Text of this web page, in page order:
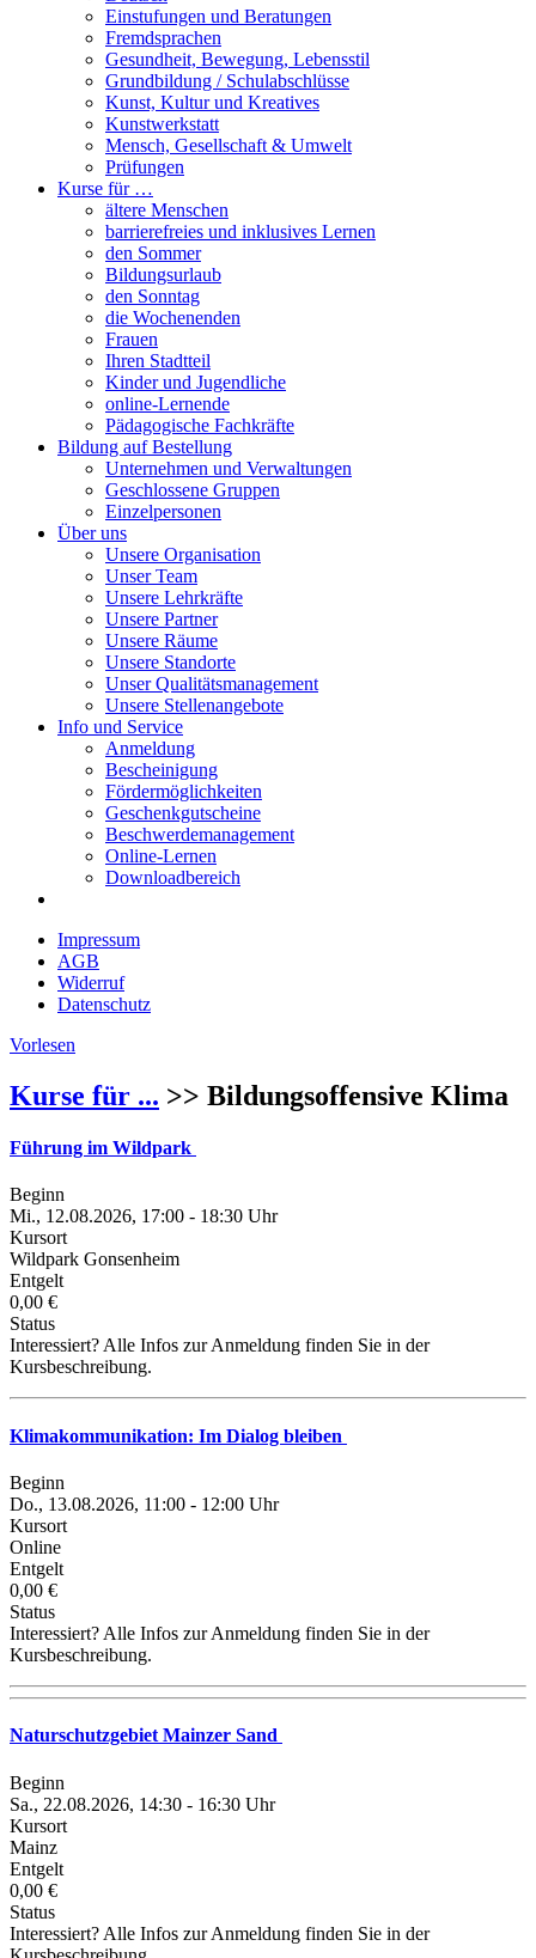
Einstufungen und Beratungen
Fremdsprachen
Gesundheit, Bewegung, Lebensstil
Grundbildung / Schulabschlüsse
Kunst, Kultur und Kreatives
Kunstwerkstatt
Mensch, Gesellschaft & Umwelt
Prüfungen
Kurse für …
ältere Menschen
barrierefreies und inklusives Lernen
den Sommer
Bildungsurlaub
den Sonntag
die Wochenenden
Frauen
Ihren Stadtteil
Kinder und Jugendliche
online-Lernende
Pädagogische Fachkräfte
Bildung auf Bestellung
Unternehmen und Verwaltungen
Geschlossene Gruppen
Einzelpersonen
Über uns
Unsere Organisation
Unser Team
Unsere Lehrkräfte
Unsere Partner
Unsere Räume
Unsere Standorte
Unser Qualitätsmanagement
Unsere Stellenangebote
Info und Service
Anmeldung
Bescheinigung
Fördermöglichkeiten
Geschenkgutscheine
Beschwerdemanagement
Online-Lernen
Downloadbereich
Impressum
AGB
Widerruf
Datenschutz
Vorlesen
Kurse für ... >> Bildungsoffensive Klima
Führung im Wildpark
Beginn
Mi., 12.08.2026, 17:00 - 18:30 Uhr
Kursort
Wildpark Gonsenheim
Entgelt
0,00 €
Status
Interessiert? Alle Infos zur Anmeldung finden Sie in der
Kursbeschreibung.
Klimakommunikation: Im Dialog bleiben
Beginn
Do., 13.08.2026, 11:00 - 12:00 Uhr
Kursort
Online
Entgelt
0,00 €
Status
Interessiert? Alle Infos zur Anmeldung finden Sie in der
Kursbeschreibung.
Naturschutzgebiet Mainzer Sand
Beginn
Sa., 22.08.2026, 14:30 - 16:30 Uhr
Kursort
Mainz
Entgelt
0,00 €
Status
Interessiert? Alle Infos zur Anmeldung finden Sie in der